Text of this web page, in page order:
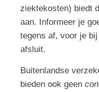
ziektekosten) biedt
aan. Informeer je
tegens af, voor je bij
afsluit.
Buitenlandse
bieden ook geen